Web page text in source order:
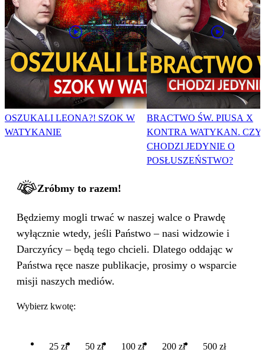
OSZUKALI LEONA?! SZOK W
WATYKANIE
BRACTWO ŚW. PIUSA X
KONTRA WATYKAN. CZY
CHODZI JEDYNIE O
POSŁUSZEŃSTWO?
Zróbmy to razem!
Będziemy mogli trwać w naszej walce o Prawdę
wyłącznie wtedy, jeśli Państwo – nasi widzowie i
Darczyńcy – będą tego chcieli. Dlatego oddając w
Państwa ręce nasze publikacje, prosimy o wsparcie
misji naszych mediów.
Wybierz kwotę:
25 zł 50 zł 100 zł 200 zł 500 zł